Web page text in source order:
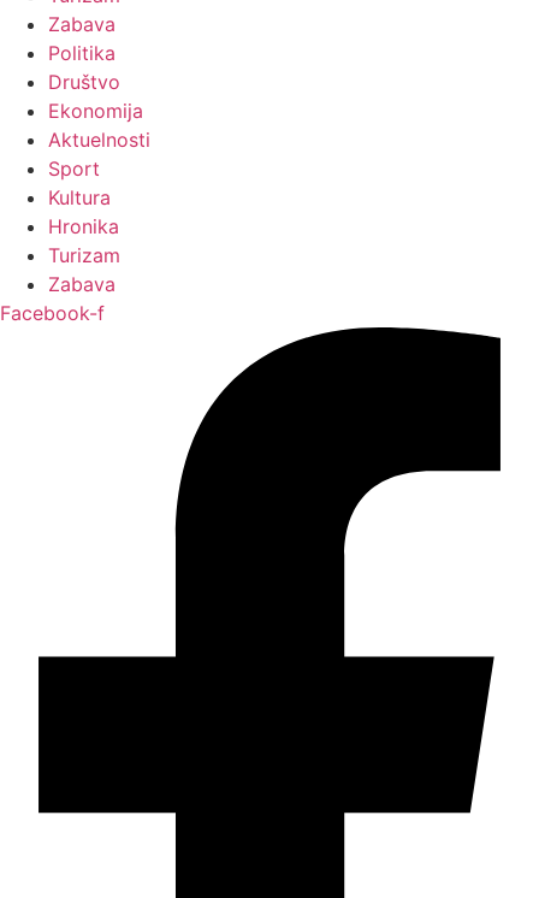
Zabava
Politika
Društvo
Ekonomija
Aktuelnosti
Sport
Kultura
Hronika
Turizam
Zabava
Facebook-f